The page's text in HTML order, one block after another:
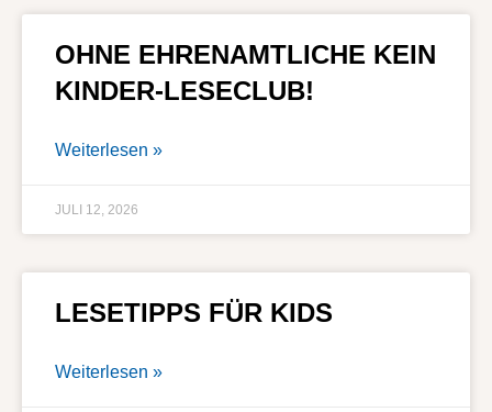
OHNE EHRENAMTLICHE KEIN
KINDER-LESECLUB!
Weiterlesen »
JULI 12, 2026
LESETIPPS FÜR KIDS
Weiterlesen »